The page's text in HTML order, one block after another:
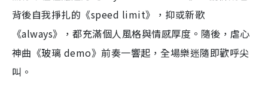
背後自我掙扎的《speed limit》，抑或新歌
《always》，都充滿個人風格與情感厚度。隨後，虐心
神曲《玻璃 demo》前奏一響起，全場樂迷隨即歡呼尖
叫。